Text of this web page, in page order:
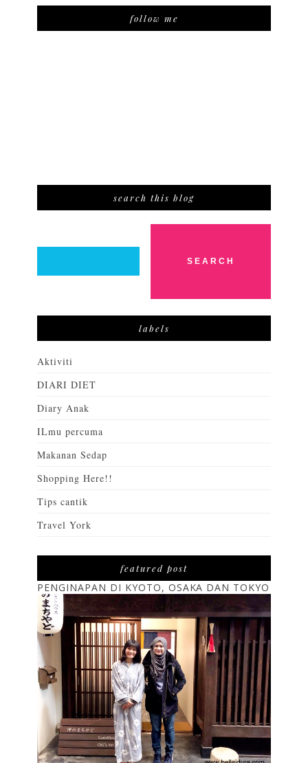
follow me
search this blog
labels
Aktiviti
DIARI DIET
Diary Anak
ILmu percuma
Makanan Sedap
Shopping Here!!
Tips cantik
Travel York
featured post
PENGINAPAN DI KYOTO, OSAKA DAN TOKYO